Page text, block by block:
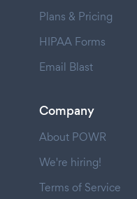
Plans & Pricing
HIPAA Forms
Email Blast
Company
About POWR
We're hiring!
Terms of Service